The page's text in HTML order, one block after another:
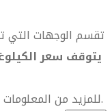
تقسم الوجهات التي تطير
يتوقف سعر
للمزيد من.